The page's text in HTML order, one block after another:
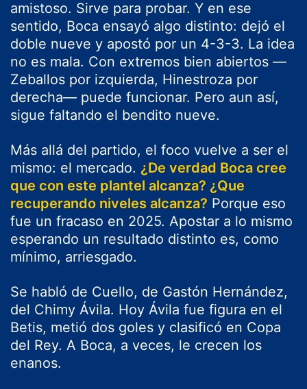
amistoso. Sirve para probar. Y en ese
sentido, Boca ensayó algo distinto: dejó el
doble nueve y apostó por un 4-3-3. La idea
no es mala. Con extremos bien abiertos —
Zeballos por izquierda, Hinestroza por
derecha— puede funcionar. Pero aun así,
sigue faltando el bendito nueve.
Más allá del partido, el foco vuelve a ser el
mismo: el mercado. ¿De verdad Boca cree
que con este plantel alcanza? ¿Que
recuperando niveles alcanza? Porque eso
fue un fracaso en 2025. Apostar a lo mismo
esperando un resultado distinto es, como
mínimo, arriesgado.
Se habló de Cuello, de Gastón Hernández,
del Chimy Ávila. Hoy Ávila fue figura en el
Betis, metió dos goles y clasificó en Copa
del Rey. A Boca, a veces, le crecen los
enanos.